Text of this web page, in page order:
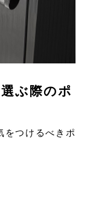
ぶ際のポ
をつけるべきポ